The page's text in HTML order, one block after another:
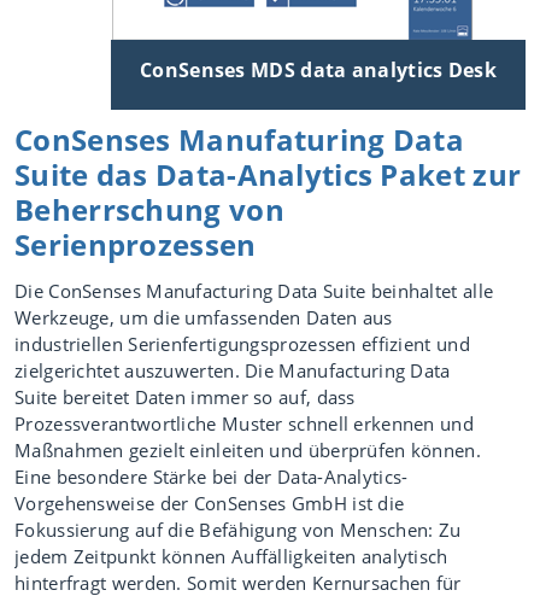
ConSenses MDS data analytics Desk
ConSenses Manufaturing Data
Suite das Data-Analytics Paket zur
Beherrschung von
Serienprozessen
Die ConSenses Manufacturing Data Suite beinhaltet alle
Werkzeuge, um die umfassenden Daten aus
industriellen Serienfertigungsprozessen effizient und
zielgerichtet auszuwerten. Die Manufacturing Data
Suite bereitet Daten immer so auf, dass
Prozessverantwortliche Muster schnell erkennen und
Maßnahmen gezielt einleiten und überprüfen können.
Eine besondere Stärke bei der Data-Analytics-
Vorgehensweise der ConSenses GmbH ist die
Fokussierung auf die Befähigung von Menschen: Zu
jedem Zeitpunkt können Auffälligkeiten analytisch
hinterfragt werden. Somit werden Kernursachen für